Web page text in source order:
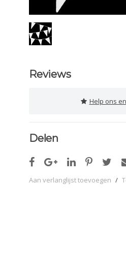
Reviews
Help ons
Delen
Aan verlanglijst toevoegen /